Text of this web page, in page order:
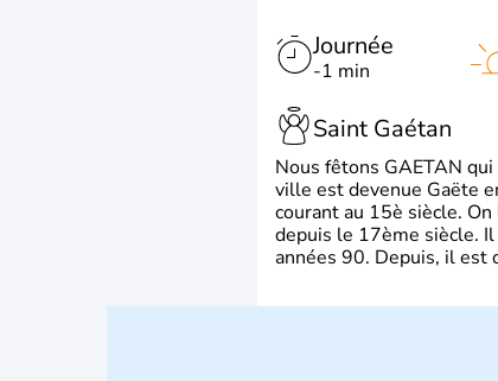
Journée
-1 min
Saint Gaétan
Nous fêtons GAETAN
ville est devenue Gaëte
courant au 15è siècle.
depuis le 17ème siècle.
années 90. Depuis, il est